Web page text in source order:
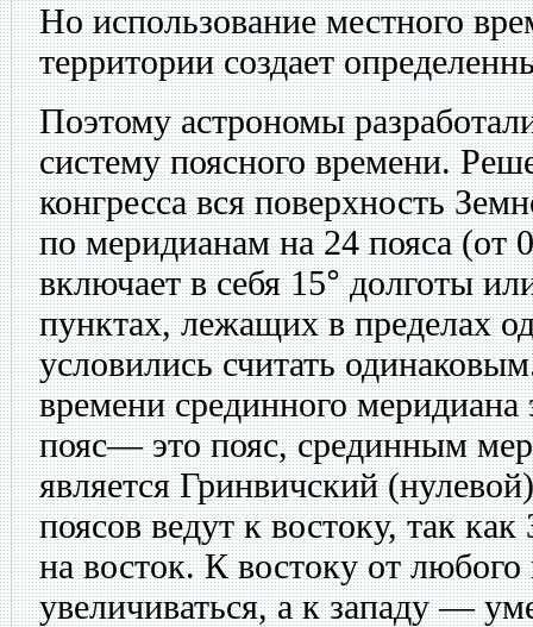
Но использование местного
территории создает
Поэтому астрономы
систему поясного времени.
конгресса вся поверхность
по меридианам на 24 пояса (от
включает в себя 15°долготы
пунктах, лежащих в пределах
условились считать
времени срединного меридиана
пояс— это пояс, срединным
является Гринвичский
поясов ведут к востоку, так
на восток. К востоку от любого
увеличиваться, а к западу —